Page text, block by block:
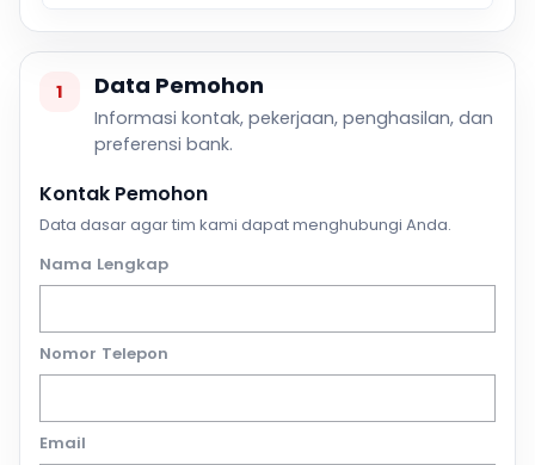
1 Data Pemohon
Informasi kontak, pekerjaan, penghasilan, dan
preferensi bank.
Kontak Pemohon
Data dasar agar tim kami dapat menghubungi Anda.
Nama Lengkap
Nomor Telepon
Email